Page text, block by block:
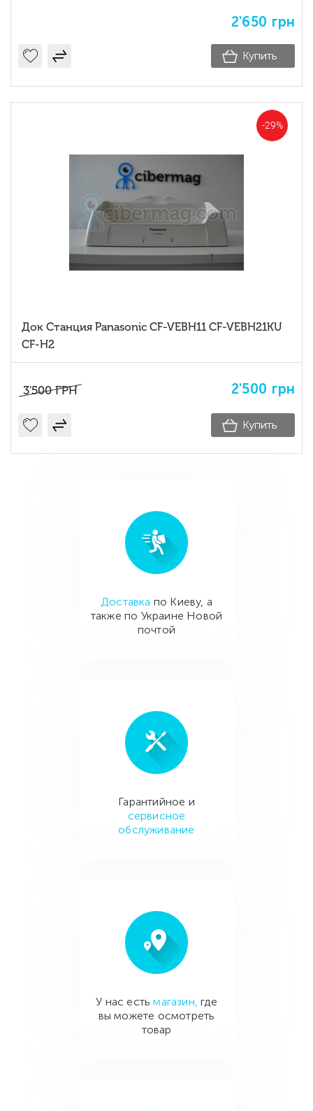
2'650 грн
Купить
-29%
Док Станция Panasonic CF-VEBH11 CF-VEBH21KU
CF-H2
3'500 ГРН 2'500 грн
Купить
Доставка по Киеву, а
также по Украине Новой
почтой
Гарантийное и
сервисное
обслуживание
У нас естьмагазин, где
вы можете осмотреть
товар